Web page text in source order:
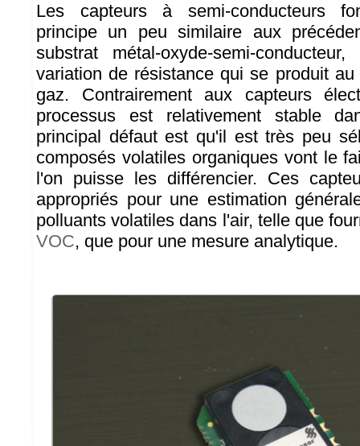
Les capteurs à semi-conducteurs
principe un peu similaire aux
substrat métal-oxyde-semi-
variation de résistance qui se produit
gaz. Contrairement aux capteurs
processus est relativement stable
principal défaut est qu'il est très peu
composés volatiles organiques vont le
l'on puisse les différencier. Ces
appropriés pour une estimation
polluants volatiles dans l'air, telle que
VOC, que pour une mesure analytique.